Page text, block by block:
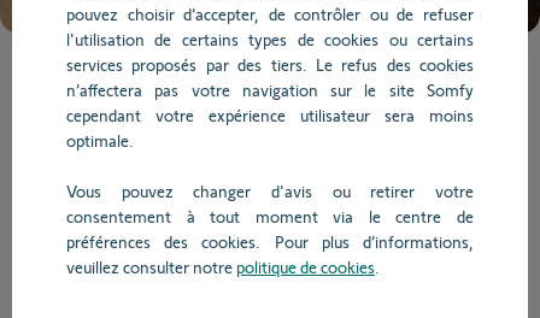
question.
Lorsque
valeurs
barre
Dépannage
Retour
A quoi correspondent les codes
pouvez choisir d’accepter, de contrôler ou de refuser
l'utilisation de certains types de cookies ou certains
services proposés par des tiers. Le refus des cookies
n’affectera pas votre navigation sur le site Somfy
cependant votre expérience utilisateur sera moins
optimale.
Vous pouvez changer d'avis ou retirer votre
consentement à tout moment via le centre de
préférences des cookies. Pour plus d’informations,
veuillez consulter notre politique de cookies